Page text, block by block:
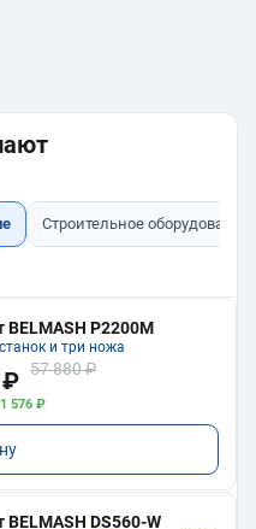
Строительное оборудование
BELMASH P2200M
и три ножа
₽ 57 880 ₽
576 ₽
DS560-W